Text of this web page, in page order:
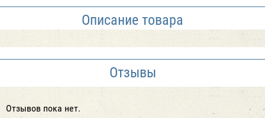
Описание товара
Отзывы
Отзывов пока нет.